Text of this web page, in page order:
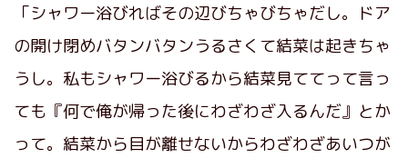
「シャワー浴びればその辺びちゃびちゃだし。ドア
の開け閉めバタンバタンうるさくて結菜は起きちゃ
うし。私もシャワー浴びるから結菜見ててって言っ
ても『何で俺が帰った後にわざわざ入るんだ』とか
って。結菜から目が離せないからわざわざあいつが